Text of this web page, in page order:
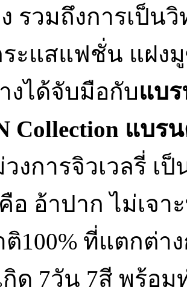
รวมถึงการเป็
ะแสแฟชั่น แฝงมู
งได้จับมือกับแบ
Collection แบร
งการจิวเวลรี่ เ
อ อ้าปาก ไม่เจ
100% ที่แตกต่า
กิด 7วัน 7สี พร้อ